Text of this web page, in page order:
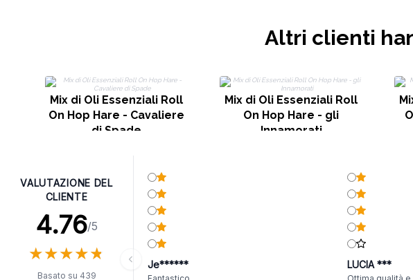
Altri clienti
Mix di Oli Essenziali Roll
On Hop Hare - Cavaliere
di Spade
Mix di Oli Essenziali Roll
On Hop Hare - gli
Innamorati
VALUTAZIONE DEL
CLIENTE
4.76/5
★★★★★
★★★★★
Basato su 439
Je****** LUCIA ***